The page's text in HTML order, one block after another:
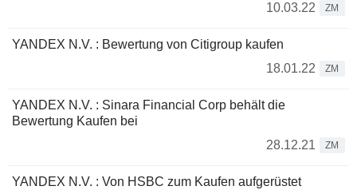
10.03.22
ZM
YANDEX N.V. : Bewertung von Citigroup kaufen
18.01.22
ZM
YANDEX N.V. : Sinara Financial Corp behält die
Bewertung Kaufen bei
28.12.21
ZM
YANDEX N.V. : Von HSBC zum Kaufen aufgerüstet